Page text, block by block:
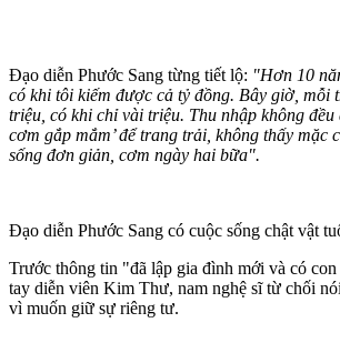
Đạo diễn Phước Sang từng tiết lộ: "Hơn 10
có khi tôi kiếm được cả tỷ đồng. Bây giờ, mỗi
triệu, có khi chỉ vài triệu. Thu nhập không đều
cơm gắp mắm’ để trang trải, không thấy mặc
sống đơn giản, cơm ngày hai bữa".
Đạo diễn Phước Sang có cuộc sống chật vật
Trước thông tin "đã lập gia đình mới và có
tay diễn viên Kim Thư, nam nghệ sĩ từ chối
vì muốn giữ sự riêng tư.